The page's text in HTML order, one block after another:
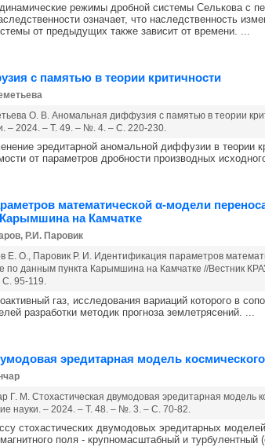
режимы дробной системы Селькова с
означает, что наследственность
от предыдущих также зависит от времени. ...
с памятью в теории критичности
О. В. Аномальная диффузия с памятью в теории
– 2024. – Т. 49. – №. 4. – С. 220-230.
эредитарной аномальной диффузии в теории
от параметров дробности производных
математической α-модели
на Камчатке
Р.И. Паровик
Е. О., Паровик Р. И. Идентификация параметров
по данным пункта Карымшина на Камчатке //Вестник
95-119.
газ, исследования вариаций которого в
разработки методик прогноза землетрясений. ...
эредитарная модель
Г. М. Стохастическая двумодовая эредитарная модель
науки. – 2024. – Т. 48. – №. 3. – С. 70-82.
стохастических двумодовых эредитарных
поля - крупномасштабный и